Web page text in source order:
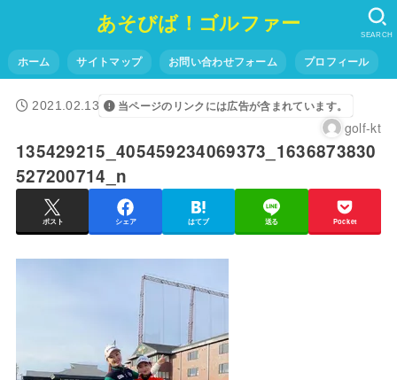
あそびば！ゴルファー
ホーム サイトマップ お問い合わせフォーム プロフィール
SEARCH
2021.02.13 当ページのリンクには広告が含まれています。
golf-kt
135429215_405459234069373_1636873830
527200714_n
ポスト シェア はてブ 送る Pocket